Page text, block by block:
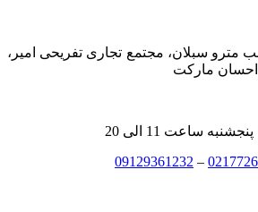
مترو سبلان، مجتمع تجاری تفریحی امیر،
ساعت 11 الی 20
–
09129361232